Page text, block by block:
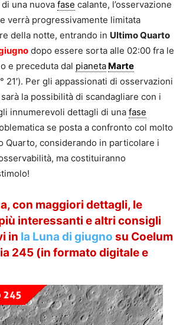
una nuova fase calante, l’osservazione
verrà progressivamente limitata
della notte, entrando in Ultimo Quarto
dopo essere sorta alle 02:00 fra le
e preceduta dal pianeta Marte
21′). Per gli appassionati di osservazioni
la possibilità di scandagliare con i
innumerevoli dettagli di una fase
se posta a confronto col molto
Quarto, considerando in particolare i
ma costituiranno
con maggiori dettagli, le
interessanti e altri consigli
in la Luna di giugno su Coelum
245 (in formato digitale e